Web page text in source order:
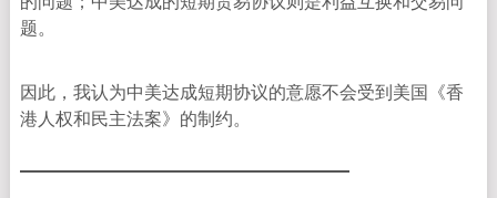
题。
因此，我认为中美达成短期协议的意愿不会受到美国《香
港人权和民主法案》的制约。